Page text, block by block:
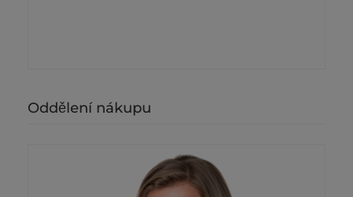
Oddělení nákupu